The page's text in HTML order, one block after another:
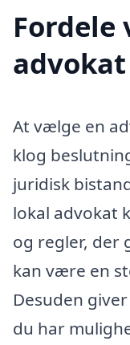
At vælge en
klog
juridisk
lokal advokat
og regler, der
kan være en
Desuden
du har